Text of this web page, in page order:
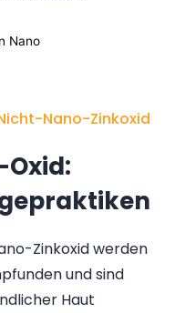
Nano-Zinkoxid
Zinkoxid werden
und sind
Haut